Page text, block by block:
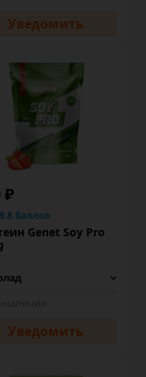
Уведомить
₽
баллов
Genet Soy Pro
Уведомить